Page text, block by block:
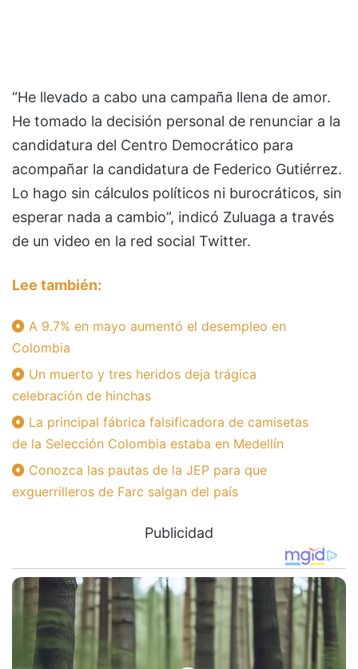
“He llevado a cabo una campaña llena de amor.
He tomado la decisión personal de renunciar a la
candidatura del Centro Democrático para
acompañar la candidatura de Federico Gutiérrez.
Lo hago sin cálculos políticos ni burocráticos, sin
esperar nada a cambio”, indicó Zuluaga a través
de un video en la red social Twitter.
Lee también:
A 9.7% en mayo aumentó el desempleo en
Colombia
Un muerto y tres heridos deja trágica
celebración de hinchas
La principal fábrica falsificadora de camisetas
de la Selección Colombia estaba en Medellín
Conozca las pautas de la JEP para que
exguerrilleros de Farc salgan del país
Publicidad